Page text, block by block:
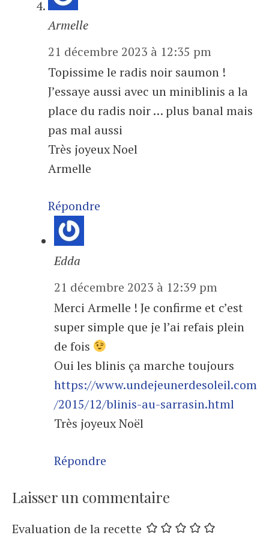
Armelle
21 décembre 2023 à 12:35 pm
Topissime le radis noir saumon !
J’essaye aussi avec un miniblinis a la
place du radis noir … plus banal mais
pas mal aussi
Très joyeux Noel
Armelle
Répondre
Edda
21 décembre 2023 à 12:39 pm
Merci Armelle ! Je confirme et c’est
super simple que je l’ai refais plein
de fois
Oui les blinis ça marche toujours
https://www.undejeunerdesoleil.com
/2015/12/blinis-au-sarrasin.html
Très joyeux Noël
Répondre
Laisser un commentaire
Evaluation de la recette